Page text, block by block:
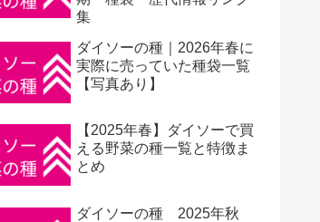
集
ダイソーの種｜2026年春に
実際に売っていた種袋一覧
【写真あり】
【2025年春】ダイソーで買
える野菜の種一覧と特徴ま
とめ
ダイソーの種 2025年秋